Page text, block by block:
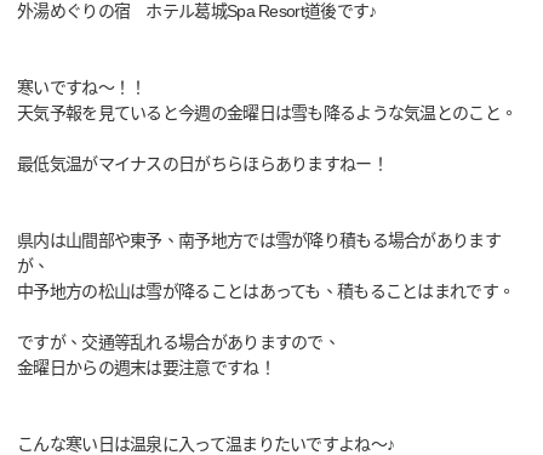
外湯めぐりの宿 ホテル葛城Spa Resort道後です♪
寒いですね～！！
天気予報を見ていると今週の金曜日は雪も降るような気温とのこと。
最低気温がマイナスの日がちらほらありますねー！
県内は山間部や東予、南予地方では雪が降り積もる場合があります
が、
中予地方の松山は雪が降ることはあっても、積もることはまれです。
ですが、交通等乱れる場合がありますので、
金曜日からの週末は要注意ですね！
こんな寒い日は温泉に入って温まりたいですよね～♪